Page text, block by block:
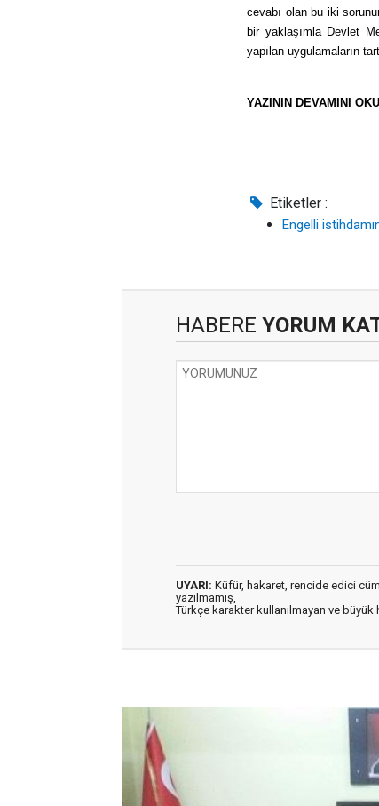
cevabı olan bu iki
bir yaklaşımla Devlet
yapılan uygulamaların
YAZININ DEVAMINI
Etiketler :
Engelli
HABERE YORUM
UYARI: Küfür, hakaret, rencide edici
yazılmamış,
Türkçe karakter kullanılmayan ve büyük